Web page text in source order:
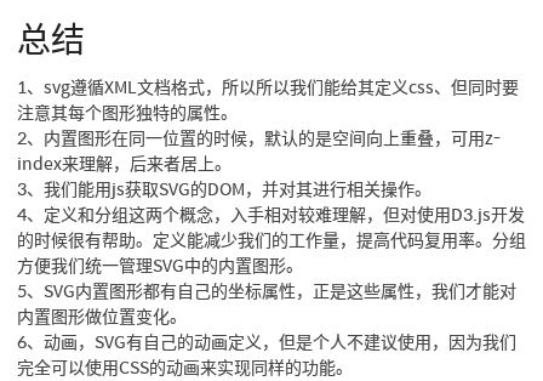
总结
1、svg遵循XML文档格式，所以所以我们能给其定义css、但同时要
注意其每个图形独特的属性。
2、内置图形在同一位置的时候，默认的是空间向上重叠，可用z-
index来理解，后来者居上。
3、我们能用js获取SVG的DOM，并对其进行相关操作。
4、定义和分组这两个概念，入手相对较难理解，但对使用D3.js开发
的时候很有帮助。定义能减少我们的工作量，提高代码复用率。分组
方便我们统一管理SVG中的内置图形。
5、SVG内置图形都有自己的坐标属性，正是这些属性，我们才能对
内置图形做位置变化。
6、动画，SVG有自己的动画定义，但是个人不建议使用，因为我们
完全可以使用CSS的动画来实现同样的功能。